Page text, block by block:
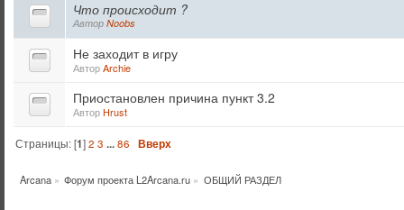
Что происходит ?
Автор Noobs
Не заходит в игру
АвторArchie
Приостановлен причина пункт 3.2
Автор Hrust
Страницы: [1]2 3 ...86 Вверх
Arcana» Форум проекта L2Arcana.ru » ОБЩИЙ РАЗДЕЛ